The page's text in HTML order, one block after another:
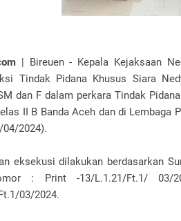
| Bireuen - Kepala Kejaksaan
Tindak Pidana Khusus Siara
dan F dalam perkara Tindak
II B Banda Aceh dan di Lembaga
04/2024).
eksekusi dilakukan berdasarkan
: Print -13/L.1.21/Ft.1/
03/2024.